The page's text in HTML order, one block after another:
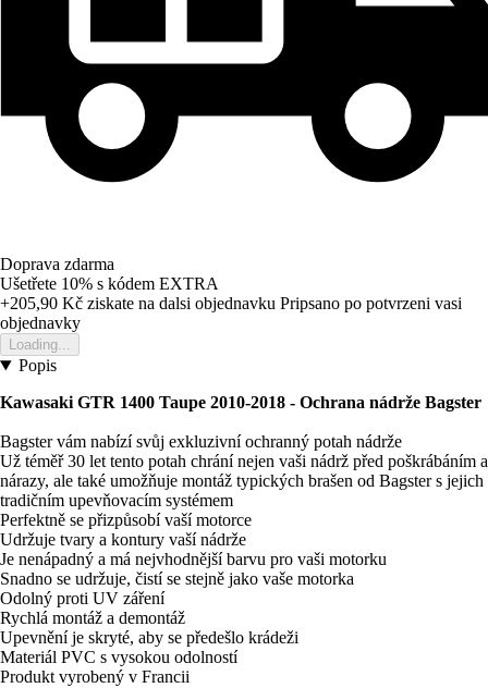
Doprava zdarma
Ušetřete 10% s kódem EXTRA
+205,90 Kč ziskate na dalsi objednavku Pripsano po potvrzeni vasi
objednavky
Loading...
Popis
Kawasaki GTR 1400 Taupe 2010-2018 - Ochrana nádrže Bagster
Bagster vám nabízí svůj exkluzivní ochranný potah nádrže
Už téměř 30 let tento potah chrání nejen vaši nádrž před poškrábáním a
nárazy, ale také umožňuje montáž typických brašen od Bagster s jejich
tradičním upevňovacím systémem
Perfektně se přizpůsobí vaší motorce
Udržuje tvary a kontury vaší nádrže
Je nenápadný a má nejvhodnější barvu pro vaši motorku
Snadno se udržuje, čistí se stejně jako vaše motorka
Odolný proti UV záření
Rychlá montáž a demontáž
Upevnění je skryté, aby se předešlo krádeži
Materiál PVC s vysokou odolností
Produkt vyrobený v Francii